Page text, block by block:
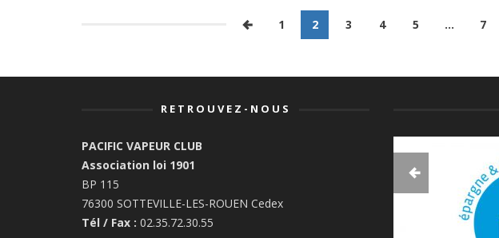
1 2 3 4 5 … 7
RETROUVEZ-NOUS
PACIFIC VAPEUR CLUB
Association loi 1901
BP 115
76300 SOTTEVILLE-LES-ROUEN Cedex
Tél / Fax : 02.35.72.30.55